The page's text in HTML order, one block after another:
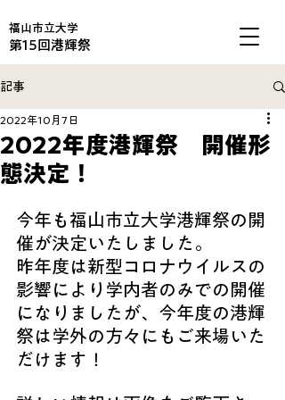
福山市立大学
第15回港輝祭
記事
2022年度港輝祭 開催形
態決定！
2022年10月7日
今年も福山市立大学港輝祭の開
催が決定いたしました。
昨年度は新型コロナウイルスの
影響により学内者のみでの開催
になりましたが、今年度の港輝
祭は学外の方々にもご来場いた
だけます！